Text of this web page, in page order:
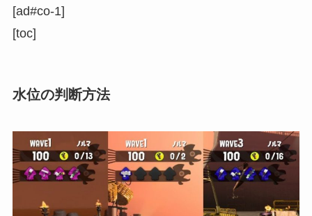
[ad#co-1]
[toc]
水位の判断方法